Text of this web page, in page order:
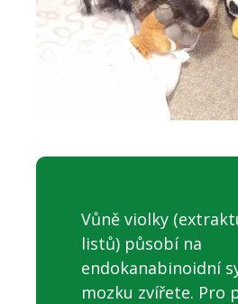
Vůně violky
listů) působí na
endokanabinoidní
mozku zvířete. Pro